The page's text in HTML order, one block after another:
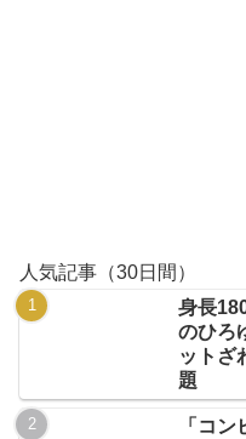
人気記事（30日間）
身長
のひろ
ットざ
題
「コ